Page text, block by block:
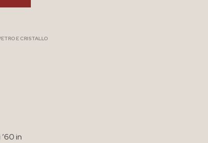
E CRISTALLO
in